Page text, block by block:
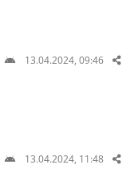
13.04.2024, 09:46
13.04.2024, 11:48